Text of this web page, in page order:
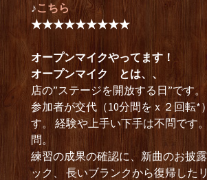
♪こちら
★★★★★★★★★
オープンマイクやってます！
オープンマイク とは、、
店の”ステージを開放する日”です。
参加者が交代（10分間をｘ２回転*
す。 経験や上手い下手は不問です
問。
練習の成果の確認に、新曲のお披
ック、 長いブランクから復帰した